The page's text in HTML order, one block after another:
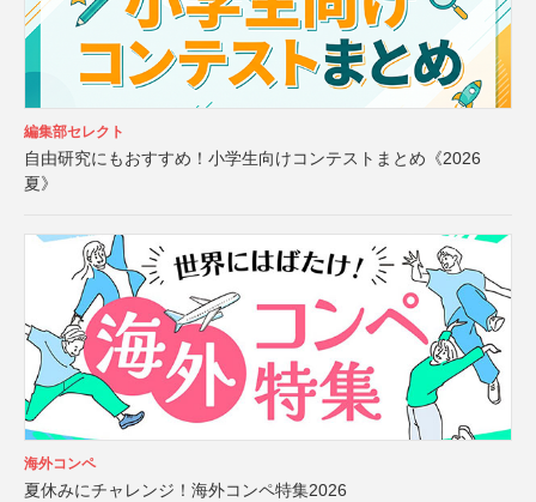
編集部セレクト
自由研究にもおすすめ！小学生向けコンテストまとめ《2026
夏》
海外コンペ
夏休みにチャレンジ！海外コンペ特集2026